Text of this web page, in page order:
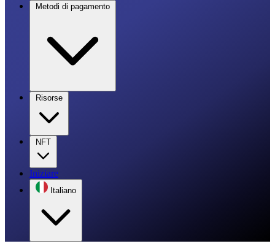
Metodi di pagamento
Risorse
NFT
Iniziare
Italiano